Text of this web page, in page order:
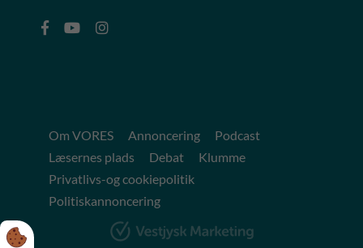
Om VORES Annoncering
Podcast
Læsernes plads
Debat
Klumme
Privatlivs-og cookiepolitik
Politiskannoncering